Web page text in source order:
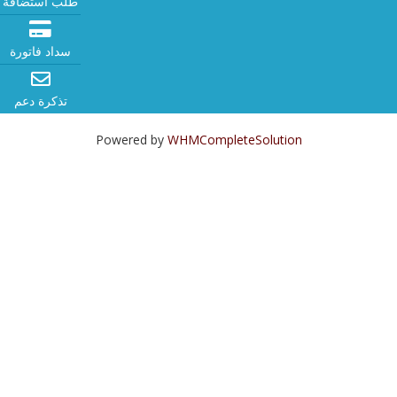
سداد فاتورة
تذكرة دعم
Powered by WHMCompleteSolution